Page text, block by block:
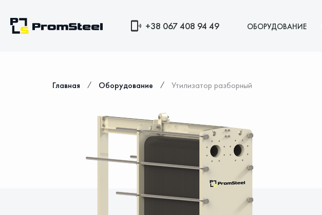
+38 067 408 94 49 ОБОРУДОВАНИЕ
Главная ⁄ Оборудование ⁄ Утилизатор разборный